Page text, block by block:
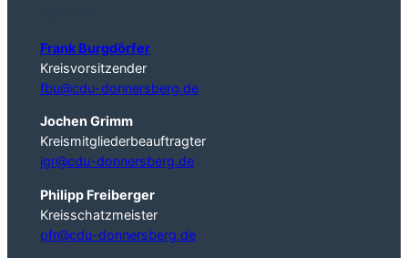
Frank Burgdörfer
Kreisvorsitzender
fbu@cdu-donnersberg.de
Jochen Grimm
Kreismitgliederbeauftragter
jgr@cdu-donnersberg.de
Philipp Freiberger
Kreisschatzmeister
pfr@cdu-donnersberg.de